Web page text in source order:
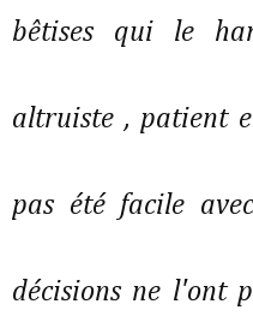
bêtises qui le
altruiste , patient
pas été facile
décisions ne l'ont